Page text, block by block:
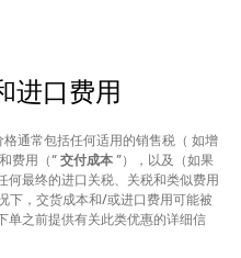
进口费用
格通常包括任何适用的销售税（ 如增
费用（“ 交付成本 ”），以及（如果
何最终的进口关税、关税和类似费用
下，交货成本和/或进口费用可能被
单之前提供有关此类优惠的详细信